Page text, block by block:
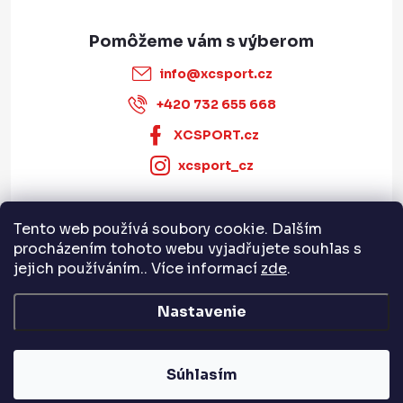
Tento web používá soubory cookie. Dalším
procházením tohoto webu vyjadřujete souhlas s
jejich používáním.. Více informací zde.
Nastavenie
Súhlasím
info@xcsport.cz
+420 732 655 668
XCSPORT.cz
xcsport_cz
Informace pro vás
Servis a služby